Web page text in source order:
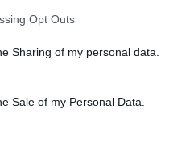
Opt Outs
Sharing of my personal data.
Sale of my Personal Data.